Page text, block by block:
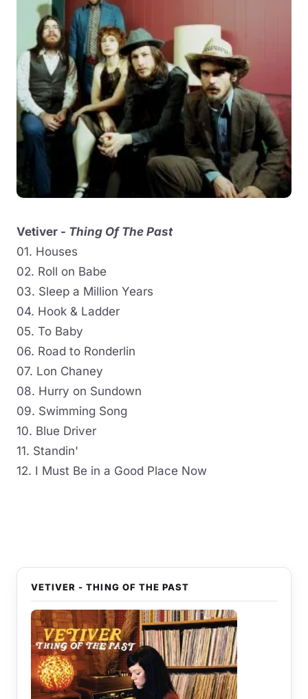
Vetiver - Thing Of The Past
01. Houses
02. Roll on Babe
03. Sleep a Million Years
04. Hook & Ladder
05. To Baby
06. Road to Ronderlin
07. Lon Chaney
08. Hurry on Sundown
09. Swimming Song
10. Blue Driver
11. Standin'
12. I Must Be in a Good Place Now
VETIVER - THING OF THE PAST